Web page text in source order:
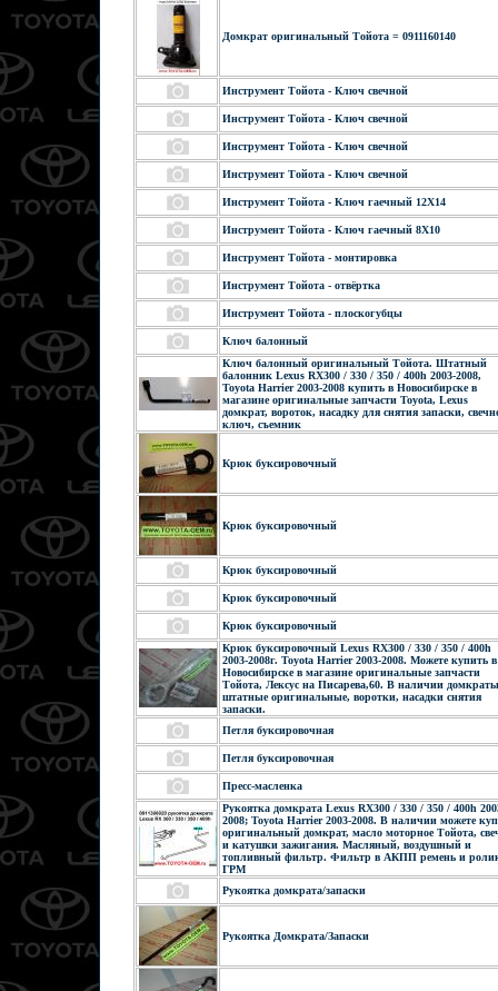
Домкрат оригинальный Тойота = 0911160140
Инструмент Тойота - Ключ свечной
Инструмент Тойота - Ключ свечной
Инструмент Тойота - Ключ свечной
Инструмент Тойота - Ключ свечной
Инструмент Тойота - Ключ гаечный 12X14
Инструмент Тойота - Ключ гаечный 8X10
Инструмент Тойота - монтировка
Инструмент Тойота - отвёртка
Инструмент Тойота - плоскогубцы
Ключ балонный
Ключ балонный оригинальный Тойота. Штатный
балонник Lexus RX300 / 330 / 350 / 400h 2003-2008,
Toyota Harrier 2003-2008 купить в Новосибирске в
магазине оригинальные запчасти Toyota, Lexus
домкрат, вороток, насадку для снятия запаски,
ключ, съемник
Крюк буксировочный
Крюк буксировочный
Крюк буксировочный
Крюк буксировочный
Крюк буксировочный
Крюк буксировочный Lexus RX300 / 330 / 350 / 400h
2003-2008г. Toyota Harrier 2003-2008. Можете купить в
Новосибирске в магазине оригинальные запчасти
Тойота, Лексус на Писарева,60. В наличии домкраты
штатные оригинальные, воротки, насадки снятия
запаски.
Петля буксировочная
Петля буксировочная
Пресс-масленка
Рукоятка домкрата Lexus RX300 / 330 / 350 / 400h
2008; Toyota Harrier 2003-2008. В наличии можете
оригинальный домкрат, масло моторное Тойота,
и катушки зажигания. Масляный, воздушный и
топливный фильтр. Фильтр в АКПП ремень и
ГРМ
Рукоятка домкрата/запаски
Рукоятка Домкрата/Запаски